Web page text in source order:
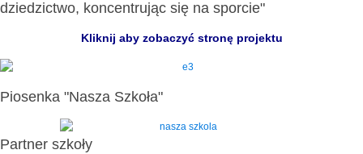
dziedzictwo, koncentrując się na sporcie"
Kliknij aby zobaczyć stronę projektu
Piosenka "Nasza Szkoła"
Partner szkoły